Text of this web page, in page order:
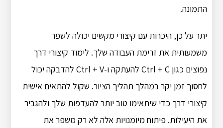
התמונה.
יתר על כן, היכרות עם קיצורי מקשים יכולה לשפר
משמעותית את זרימת העבודה שלך. לימוד קיצורי דרך
נפוצים כגון Ctrl + C להעתקה ו-Ctrl + V להדבקה יכול
לחסוך זמן יקר במהלך תהליך הציור. שקול להתאים אישית
קיצורי דרך כדי שיתאימו טוב יותר להעדפות שלך ולהגביר
את היעילות. פיתוח מיומנויות אלה לא רק משפר את